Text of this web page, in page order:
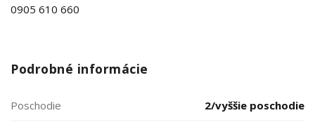
0905 610 660
Podrobné informácie
Poschodie 2/vyššie poschodie